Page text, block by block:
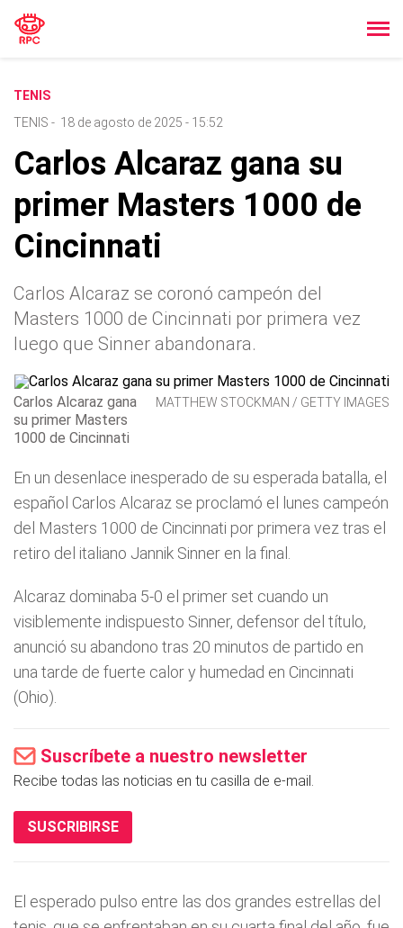
TENIS
TENIS - 18 de agosto de 2025 - 15:52
Carlos Alcaraz gana su
primer Masters 1000 de
Cincinnati
Carlos Alcaraz se coronó campeón del
Masters 1000 de Cincinnati por primera vez
luego que Sinner abandonara.
Carlos Alcaraz gana
su primer Masters
1000 de Cincinnati
MATTHEW STOCKMAN / GETTY IMAGES
En un desenlace inesperado de su esperada batalla, el
español Carlos Alcaraz se proclamó el lunes campeón
del Masters 1000 de Cincinnati por primera vez tras el
retiro del italiano Jannik Sinner en la final.
Alcaraz dominaba 5-0 el primer set cuando un
visiblemente indispuesto Sinner, defensor del título,
anunció su abandono tras 20 minutos de partido en
una tarde de fuerte calor y humedad en Cincinnati
(Ohio).
Suscríbete a nuestro newsletter
Recibe todas las noticias en tu casilla de e-mail.
SUSCRIBIRSE
El esperado pulso entre las dos grandes estrellas del